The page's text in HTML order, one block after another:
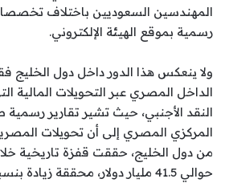
المهندسين السعوديين باختلاف
رسمية بموقع الهيئة الإلكتروني.
ولا ينعكس هذا الدور داخل دول الخليج
الداخل المصري عبر التحويلات المالية
النقد الأجنبي، حيث تشير تقارير رسمية
المركزي المصري إلى أن تحويلات